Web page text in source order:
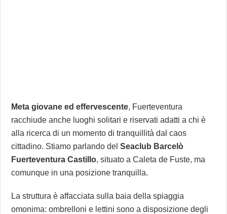
Meta giovane ed effervescente, Fuerteventura
racchiude anche luoghi solitari e riservati adatti a chi è
alla ricerca di un momento di tranquillità dal caos
cittadino. Stiamo parlando delSeaclub Barcelò
Fuerteventura Castillo, situato a Caleta de Fuste, ma
comunque in una posizione tranquilla.
La struttura è affacciata sulla baia della spiaggia
omonima: ombrelloni e lettini sono a disposizione degli